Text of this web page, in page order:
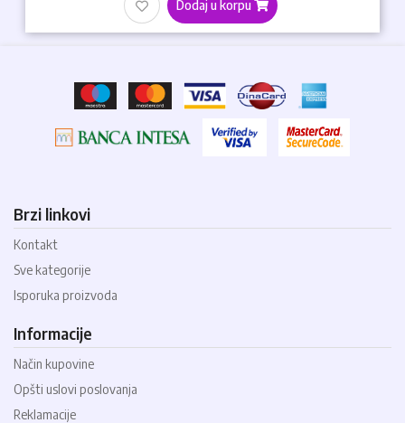
Dodaj u korpu
Brzi linkovi
Kontakt
Sve kategorije
Isporuka proizvoda
Informacije
Način kupovine
Opšti uslovi poslovanja
Reklamacije